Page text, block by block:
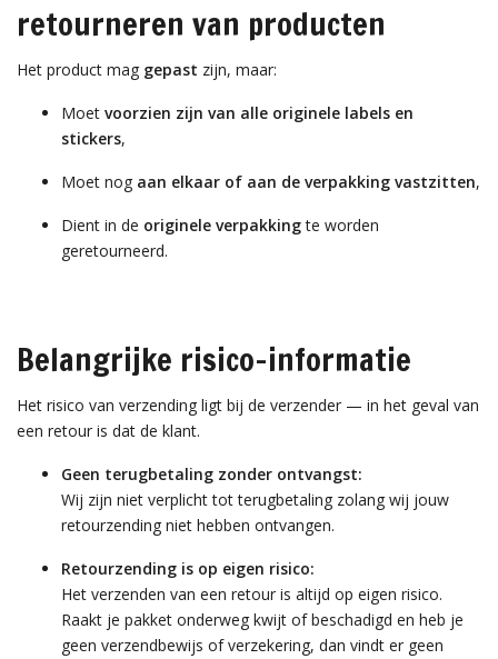
retourneren van producten
Het product mag gepast zijn, maar:
Moet voorzien zijn van alle originele labels en
stickers,
Moet nog aan elkaar of aan de verpakking vastzitten,
Dient in de originele verpakkingte worden
geretourneerd.
Belangrijke risico-informatie
Het risico van verzending ligt bij de verzender — in het geval van
een retour is dat de klant.
Geen terugbetaling zonder ontvangst:
Wij zijn niet verplicht tot terugbetaling zolang wij jouw
retourzending niet hebben ontvangen.
Retourzending is op eigen risico:
Het verzenden van een retour is altijd op eigen risico.
Raakt je pakket onderweg kwijt of beschadigd en heb je
geen verzendbewijs of verzekering, dan vindt er geen